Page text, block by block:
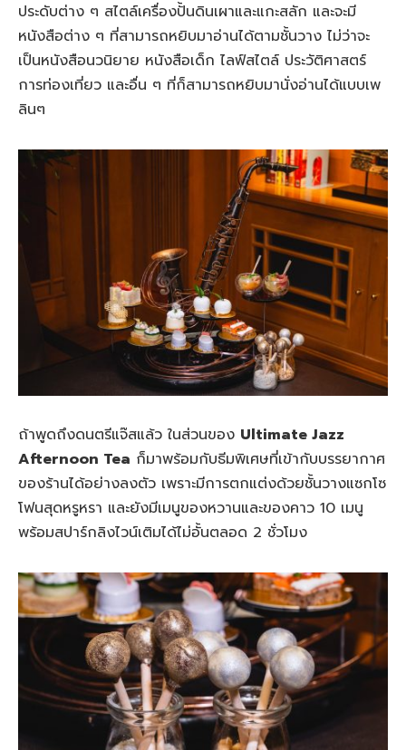
ประดับต่าง ๆ สไตล์เครื่องปั้นดินเผาและแกะสลัก และจะมี
หนังสือต่าง ๆ ที่สามารถหยิบมาอ่านได้ตามชั้นวาง ไม่ว่าจะ
เป็นหนังสือนวนิยาย หนังสือเด็ก ไลฟ์สไตล์ ประวัติศาสตร์
การท่องเที่ยว และอื่น ๆ ที่ก็สามารถหยิบมานั่งอ่านได้แบบเพ
ลินๆ
ถ้าพูดถึงดนตรีแจ๊สแล้ว ในส่วนของ Ultimate Jazz
Afternoon Tea ก็มาพร้อมกับธีมพิเศษที่เข้ากับบรรยากาศ
ของร้านได้อย่างลงตัว เพราะมีการตกแต่งด้วยชั้นวางแซกโซ
โฟนสุดหรูหรา และยังมีเมนูของหวานและของคาว 10 เมนู
พร้อมสปาร์กลิงไวน์เติมได้ไม่อั้นตลอด 2 ชั่วโมง